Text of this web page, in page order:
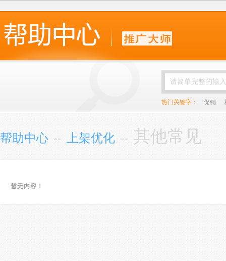
热门关键字： 促销
帮助中心 -- 上架优化 -- 其他常见
暂无内容！